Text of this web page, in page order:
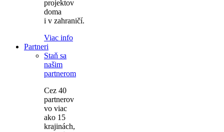
projektov
doma
i v zahraničí.
Viac info
Partneri
Staň sa
našim
partnerom
Cez 40
partnerov
vo viac
ako 15
krajinách,